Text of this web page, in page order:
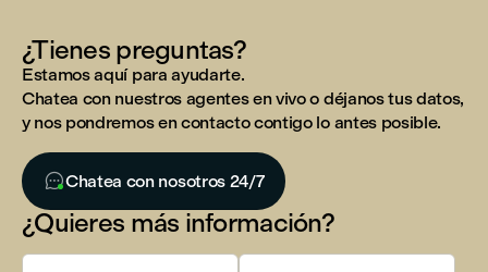
¿Tienes preguntas?
Estamos aquí para ayudarte.
Chatea con nuestros agentes en vivo o déjanos tus datos,
y nos pondremos en contacto contigo lo antes posible.
Chatea con nosotros 24/7
¿Quieres más información?